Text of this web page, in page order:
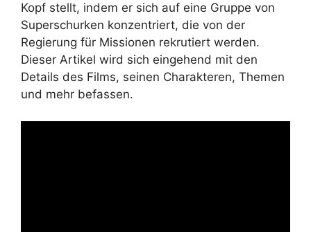
Kopf stellt, indem er sich auf eine Gruppe von
Superschurken konzentriert, die von der
Regierung für Missionen rekrutiert werden.
Dieser Artikel wird sich eingehend mit den
Details des Films, seinen Charakteren, Themen
und mehr befassen.